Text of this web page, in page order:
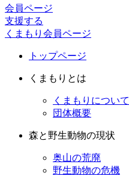
会員ページ
支援する
くまもり会員ページ
トップページ
くまもりとは
くまもりについて
団体概要
森と野生動物の現状
奥山の荒廃
野生動物の危機